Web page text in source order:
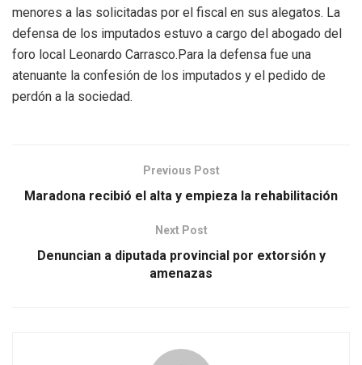
menores a las solicitadas por el fiscal en sus alegatos. La
defensa de los imputados estuvo a cargo del abogado del
foro local Leonardo Carrasco.Para la defensa fue una
atenuante la confesión de los imputados y el pedido de
perdón a la sociedad.
Previous Post
Maradona recibió el alta y empieza la rehabilitación
Next Post
Denuncian a diputada provincial por extorsión y
amenazas